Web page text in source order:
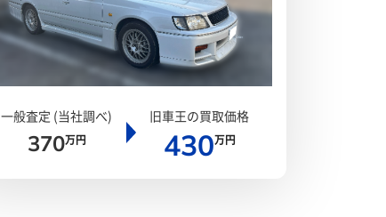
一般査定 (当社調べ)
370万円
旧車王の買取価格
430万円